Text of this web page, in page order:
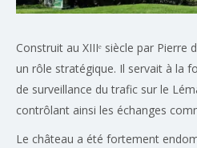
Construit au XIIIᵉ siècle par Pierre
un rôle stratégique. Il servait à la
de surveillance du trafic sur le
contrôlant ainsi les échanges
Le château a été fortement